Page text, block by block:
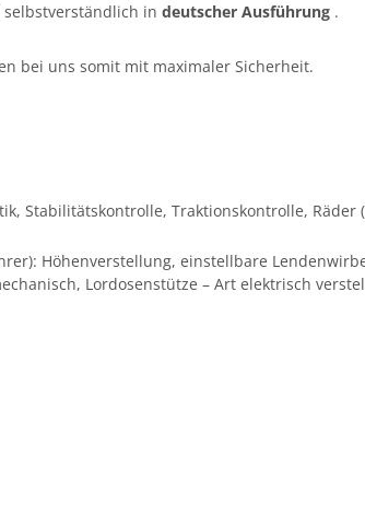
selbstverständlich indeutscher Ausführung .
bei uns somit mit maximaler Sicherheit.
Stabilitätskontrolle, Traktionskontrolle, Räder
Höhenverstellung, einstellbare
Lordosenstütze – Art elektrisch